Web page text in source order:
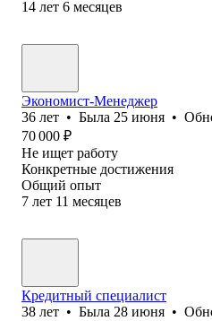
14 лет 6 месяцев
Экономист-Менеджер
36 лет • Была 25 июня •
70 000 ₽
Не ищет работу
Конкретные достижения
Общий опыт
7 лет 11 месяцев
Кредитный специалист
38 лет • Была 28 июня •